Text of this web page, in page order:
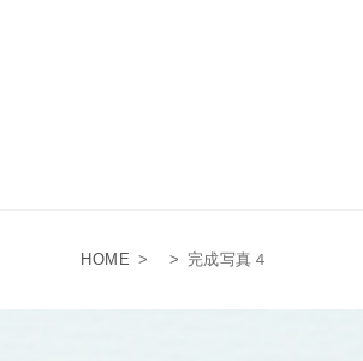
HOME > > 完成写真４